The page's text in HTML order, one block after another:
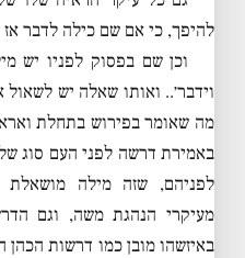
להיפך, כי אם שם כילה לדבר אז
וכן שם בפסוק לפניו יש
וידבר׳.. ואותו שאלה יש
מה שאומר בפירוש בתחלת
באמירת דרשה לפני העם סוג
לפניהם, שזה מילה
מעיקרי הנהגת משה, וגם
באיזשהו מובן כמו דרשות